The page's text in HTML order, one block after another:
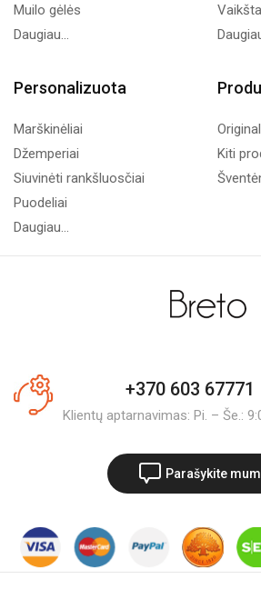
Muilo gėlės
Daugiau...
Personalizuota
Marškinėliai
Džemperiai
Siuvinėti rankšluosčiai
Puodeliai
Daugiau...
Kiti
+370 603 67771
Klientų aptarnavimas: Pi. – Še.:
Parašykite